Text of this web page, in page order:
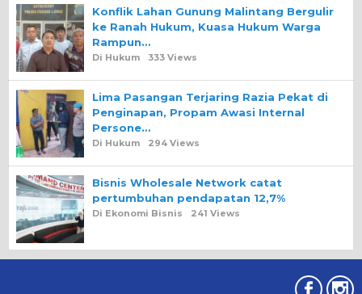
Konflik Lahan Gunung Malintang Bergulir
ke Ranah Hukum, Kuasa Hukum Warga
Rampun…
Di Hukum 333 Views
Lima Pasangan Terjaring Razia Pekat di
Penginapan, Propam Awasi Internal
Persone…
Di Hukum 294 Views
Bisnis Wholesale Network catat
pertumbuhan pendapatan 12,7%
Di Ekonomi Bisnis 241 Views